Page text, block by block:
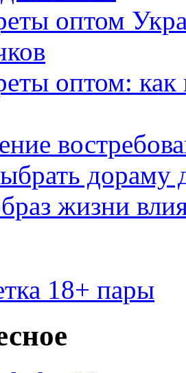
оптом
оптом:
дораму
жизни
18+ пары